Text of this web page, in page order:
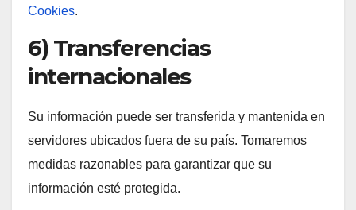
Cookies.
6) Transferencias
internacionales
Su información puede ser transferida y mantenida en
servidores ubicados fuera de su país. Tomaremos
medidas razonables para garantizar que su
información esté protegida.